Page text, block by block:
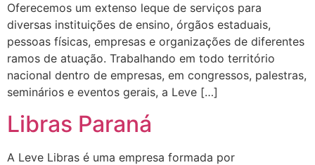
Oferecemos um extenso leque de serviços para
diversas instituições de ensino, órgãos estaduais,
pessoas físicas, empresas e organizações de diferentes
ramos de atuação. Trabalhando em todo território
nacional dentro de empresas, em congressos, palestras,
seminários e eventos gerais, a Leve […]
Libras Paraná
A Leve Libras é uma empresa formada por